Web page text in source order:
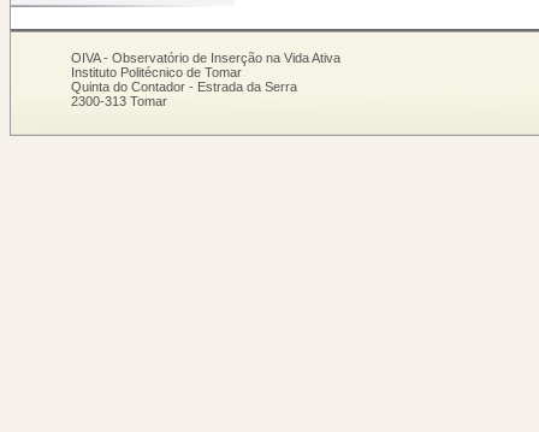
OIVA - Observatório de Inserção na Vida Ativa
Instituto Politécnico de Tomar
Quinta do Contador - Estrada da Serra
2300-313 Tomar